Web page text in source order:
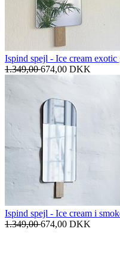
Ispind spejl - Ice cream exotic
1.349,00674,00 DKK
Ispind spejl - Ice cream i
1.349,00674,00 DKK